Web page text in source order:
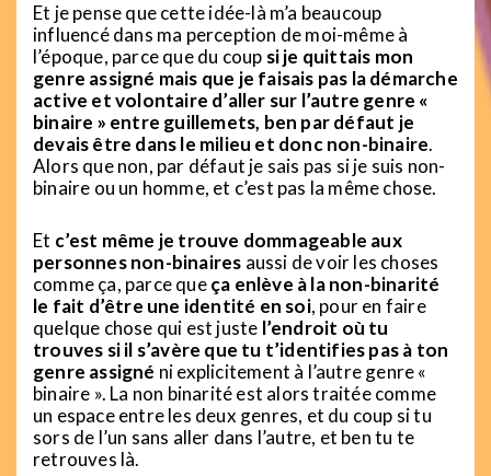
Et je pense que cette idée-là m’a beaucoup
influencé dans ma perception de moi-même à
l’époque, parce que du coup si je quittais mon
genre assigné mais que je faisais pas la démarche
active et volontaire d’aller sur l’autre genre «
binaire » entre guillemets, ben par défaut je
devais être dans le milieu et donc non-binaire.
Alors que non, par défaut je sais pas si je suis non-
binaire ou un homme, et c’est pas la même chose.
Et c’est même je trouve dommageable aux
personnes non-binaires aussi de voir les choses
comme ça, parce queça enlève à la non-binarité
le fait d’être une identité en soi, pour en faire
quelque chose qui est juste l’endroit où tu
trouves si il s’avère que tu t’identifies pas à ton
genre assigné ni explicitement à l’autre genre «
binaire ». La non binarité est alors traitée comme
un espace entre les deux genres, et du coup si tu
sors de l’un sans aller dans l’autre, et ben tu te
retrouves là.